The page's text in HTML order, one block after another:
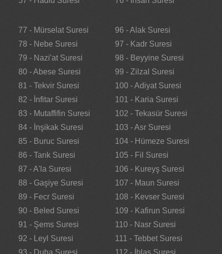
77 - Mürselat Suresi
78 - Nebe Suresi
79 - Nazi'at Suresi
80 - Abese Suresi
81 - Tekvir Suresi
82 - İnfitar Suresi
83 - Mutaffifin Suresi
84 - İnşikak Suresi
85 - Buruc Suresi
86 - Tarık Suresi
87 - A'la Suresi
88 - Gaşiye Suresi
89 - Fecr Suresi
90 - Beled Suresi
91 - Şems Suresi
92 - Leyl Suresi
93 - Duha Suresi
96 - Alak Suresi
97 - Kadr Suresi
98 - Beyyine Suresi
99 - Zilzal Suresi
100 - Adiyat Suresi
101 - Karia Suresi
102 - Tekasür Suresi
103 - Asr Suresi
104 - Hümeze Suresi
105 - Fil Suresi
106 - Kureyş Suresi
107 - Maun Suresi
108 - Kevser Suresi
109 - Kafirun Suresi
110 - Nasr Suresi
111 - Tebbet Suresi
112 - İhlas Suresi